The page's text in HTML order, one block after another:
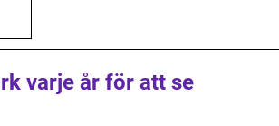
varje år för att se